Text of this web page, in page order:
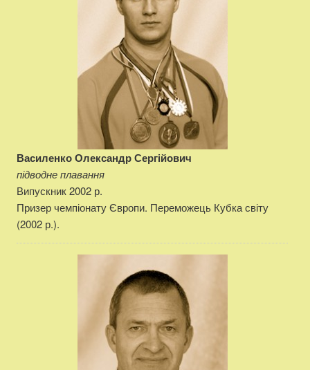
Василенко Олександр Сергійович
підводне плавання
Випускник 2002 р.
Призер чемпіонату Європи. Переможець Кубка світу
(2002 р.).